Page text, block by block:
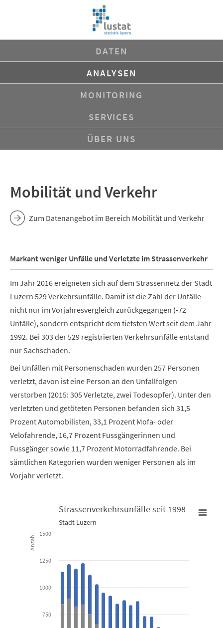
DATEN
ANALYSEN
MONITORING
SERVICES
ÜBER UNS
Mobilität und Verkehr
Zum Datenangebot im Bereich Mobilität und Verkehr
Markant weniger Unfälle und Verletzte im Strassenverkehr
Im Jahr 2016 ereigneten sich auf dem Strassennetz der Stadt
Luzern 529 Verkehrsunfälle. Damit ist die Zahl der Unfälle
nicht nur im Vorjahresvergleich zurückgegangen (-72
Unfälle), sondern entspricht dem tiefsten Wert seit dem Jahr
1992. Bei 303 der 529 registrierten Verkehrsunfälle entstand
nur Sachschaden.
Bei Unfällen mit Personenschaden wurden 257 Personen
verletzt, davon ist eine Person an den Unfallfolgen
verstorben (2015: 305 Verletzte, zwei Todesopfer). Unter den
verletzten und getöteten Personen befanden sich 31,5
Prozent Automobilisten, 33,1 Prozent Mofa- oder
Velofahrende, 16,7 Prozent Fussgängerinnen und
Fussgänger sowie 11,7 Prozent Motorradfahrende. Bei
sämtlichen Kategorien wurden weniger Personen als im
Vorjahr verletzt.
Strassenverkehrsunfälle seit 1998
Bar chart with 2 data series.
View as data table, Strassenverkehrsunfälle seit 1998
The chart has 1 X axis displaying categories.
The chart has 1 Y axis displaying Anzahl. Data ranges from 303
Anzahl
Strassenverkehrsunfälle seit 1998
Stadt Luzern
750
1000
1250
1500